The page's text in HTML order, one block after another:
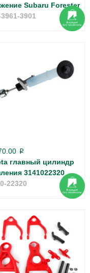
Subaru Forester
3901
p
главный цилиндр
3141022320
22320